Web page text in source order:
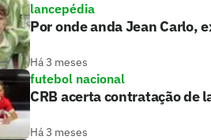
lancepédia
Por onde anda Jean Carlo,
Há 3 meses
futebol nacional
CRB acerta contratação de
Há 3 meses